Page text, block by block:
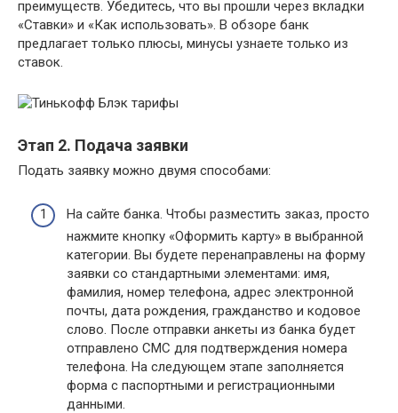
преимуществ. Убедитесь, что вы прошли через вкладки
«Ставки» и «Как использовать». В обзоре банк
предлагает только плюсы, минусы узнаете только из
ставок.
Этап 2. Подача заявки
Подать заявку можно двумя способами:
На сайте банка. Чтобы разместить заказ, просто
нажмите кнопку «Оформить карту» в выбранной
категории. Вы будете перенаправлены на форму
заявки со стандартными элементами: имя,
фамилия, номер телефона, адрес электронной
почты, дата рождения, гражданство и кодовое
слово. После отправки анкеты из банка будет
отправлено СМС для подтверждения номера
телефона. На следующем этапе заполняется
форма с паспортными и регистрационными
данными.